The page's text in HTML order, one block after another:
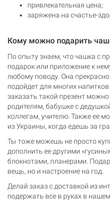
привлекательная цена;
заряжена на счастье-
Кому можно подарить
По опыту знаем, что чашка с
подарок или приложение к
любому поводу. Она
подойдет для многих
заказать такой презент
родителям, бабушке с
коллегам, учителю. Также ее
из Украины, когда едешь за
Ты тоже можешь не просто
дополнить ее другими
блокнотами, планерами.
вещь, но и настроение на год.
Делай заказ с доставкой из
подержать все в руках в